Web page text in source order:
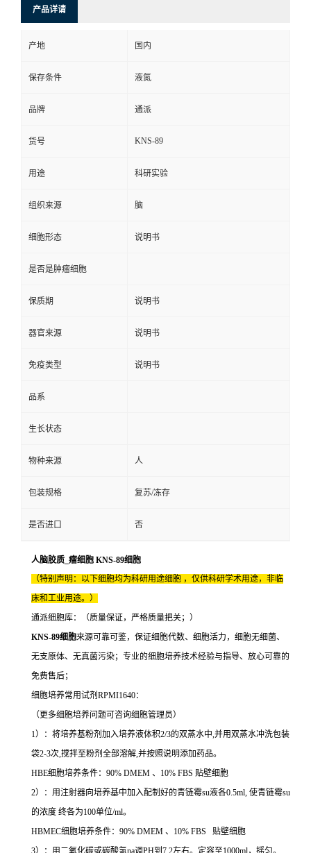
产品详请
产地 国内
保存条件 液氮
品牌 通派
货号 KNS-89
用途 科研实验
组织来源 脑
细胞形态 说明书
是否是肿瘤细胞
保质期 说明书
器官来源 说明书
免疫类型 说明书
品系
生长状态
物种来源 人
包装规格 复苏/冻存
是否进口 否
人脑胶质_瘤细胞 KNS-89细胞
（特别声明：以下细胞均为科研用途细胞 ，仅供科研学术用途，非临
床和工业用途。）
通派细胞库：（质量保证，严格质量把关；）
KNS-89细胞来源可靠可鉴，保证细胞代数、细胞活力，细胞无细菌、
无支原体、无真菌污染；专业的细胞培养技术经验与指导、放心可靠的
免费售后；
细胞培养常用试剂RPMI1640：
（更多细胞培养问题可咨询细胞管理员）
1）：将培养基粉剂加入培养液体积2/3的双蒸水中,并用双蒸水冲洗包装
袋2-3次,搅拌至粉剂全部溶解,并按照说明添加药品。
HBE细胞培养条件：90% DMEM 、10% FBS 贴壁细胞
2）：用注射器向培养基中加入配制好的青链霉su液各0.5ml, 使青链霉su
的浓度 终各为100单位/ml。
HBMEC细胞培养条件：90% DMEM 、10% FBS 贴壁细胞
3）：用二氧化碳或碳酸氢na调PH到7.2左右。定容至1000ml，摇匀。